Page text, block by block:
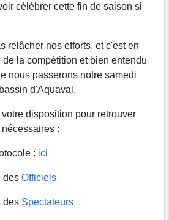
célébrer cette fin de saison si
relâcher nos efforts, et c'est en
la compétition et bien entendu
nous passerons notre samedi
d'Aquaval.
votre disposition pour retrouver
:
: ici
des Officiels
des Spectateurs